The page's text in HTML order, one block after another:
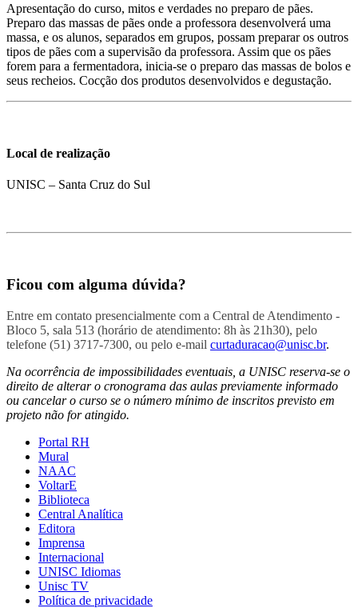
Apresentação do curso, mitos e verdades no preparo de pães.
Preparo das massas de pães onde a professora desenvolverá uma
massa, e os alunos, separados em grupos, possam preparar os outros
tipos de pães com a supervisão da professora. Assim que os pães
forem para a fermentadora, inicia-se o preparo das massas de bolos e
seus recheios. Cocção dos produtos desenvolvidos e degustação.
Local de realização
UNISC – Santa Cruz do Sul
Ficou com alguma dúvida?
Entre em contato presencialmente com a Central de Atendimento -
Bloco 5, sala 513 (horário de atendimento: 8h às 21h30), pelo
telefone (51) 3717-7300, ou pelo e-mail curtaduracao@unisc.br.
Na ocorrência de impossibilidades eventuais, a UNISC reserva-se o
direito de alterar o cronograma das aulas previamente informado
ou cancelar o curso se o número mínimo de inscritos previsto em
projeto não for atingido.
Portal RH
Mural
NAAC
VoltarE
Biblioteca
Central Analítica
Editora
Imprensa
Internacional
UNISC Idiomas
Unisc TV
Política de privacidade